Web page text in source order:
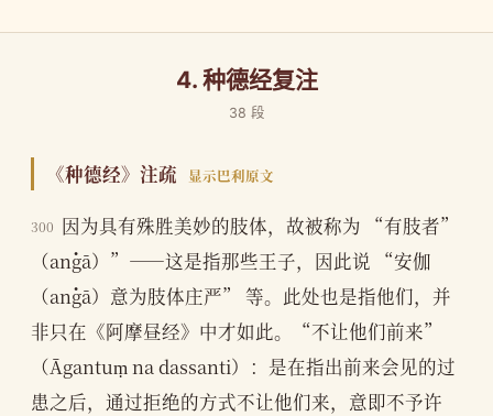
4. 种德经复注
38 段
《种德经》注疏 显示巴利原文
300 因为具有殊胜美妙的肢体，故被称为 “有肢者”
（aṅgā）”——这是指那些王子，因此说 “安伽
（aṅgā）意为肢体庄严” 等。此处也是指他们，并
非只在《阿摩昼经》中才如此。“不让他们前来”
（Āgantuṃ na dassanti）：是在指出前来会见的过
患之后，通过拒绝的方式不让他们来，意即不予许